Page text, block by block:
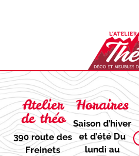
Atelier
de théo
390 route des
Freinets
Horaires
Saison d’hiver
et d’étéDu
lundi au